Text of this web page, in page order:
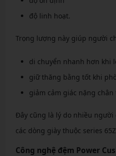
độ linh hoạt.
Trọng lượng này giúp người
di chuyển nhanh hơn khi
giữ thăng bằng tốt khi
giảm cảm giác nặng
Đây cũng là lý do nhiều
các dòng giày thuộc series
Công nghệ đệm Power